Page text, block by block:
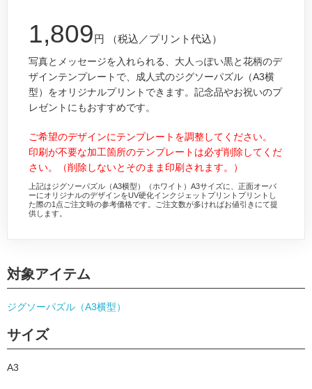
1,809円 （税込／プリント代込）
写真とメッセージを入れられる、大人っぽい黒と花柄のデ
ザインテンプレートで、成人式のジグソーパズル（A3横
型）をオリジナルプリントできます。記念品やお祝いのプ
レゼントにもおすすめです。
ご希望のデザインにテンプレートを調整してください。
印刷が不要な加工箇所のテンプレートは必ず削除してくだ
さい。（削除しないとそのまま印刷されます。）
上記はジグソーパズル（A3横型）（ホワイト）A3サイズに、正面オーバ
ーにオリジナルのデザインをUV硬化インクジェットプリントプリントし
た際の1点ご注文時の参考価格です。ご注文数が多ければお値引きにて提
供します。
対象アイテム
ジグソーパズル（A3横型）
サイズ
A3